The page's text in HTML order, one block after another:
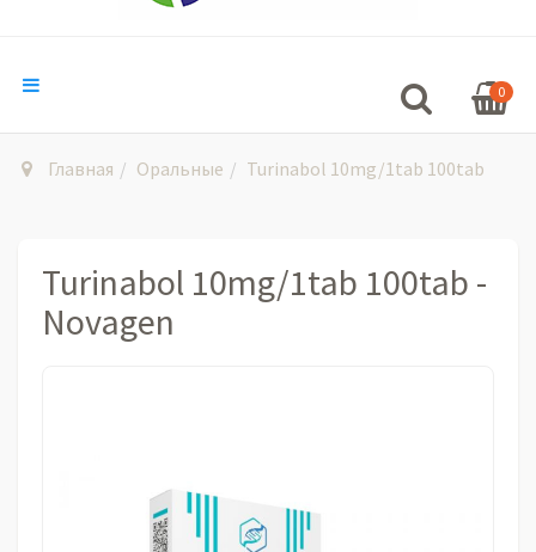
0
Главная Оральные Turinabol 10mg/1tab 100tab
Turinabol 10mg/1tab 100tab -
Novagen